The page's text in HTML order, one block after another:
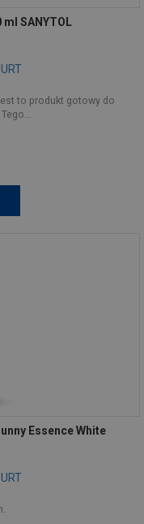
SANYTOL
to produkt gotowy do
Essence White